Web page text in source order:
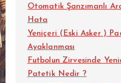
Otomatik Şanzımanlı
Hata
Yeniçeri (Eski Asker )
Ayaklanması
Futbolun Zirvesinde
Patetik Nedir ?